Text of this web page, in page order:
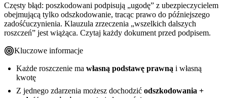
Częsty błąd: poszkodowani podpisują „ugodę” z ubezpieczycielem
obejmującą tylko odszkodowanie, tracąc prawo do późniejszego
zadośćuczynienia. Klauzula zrzeczenia „wszelkich dalszych
roszczeń” jest wiążąca. Czytaj każdy dokument przed podpisem.
Kluczowe informacje
Każde roszczenie ma własną podstawę prawną i własną
kwotę
Z jednego zdarzenia możesz dochodzić odszkodowania +